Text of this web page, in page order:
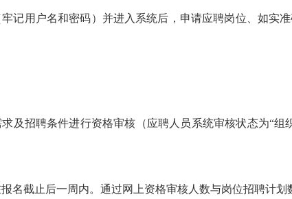
记用户名和密码）并进入系统后，申请应聘岗位、如实
及招聘条件进行资格审核（应聘人员系统审核状态为“组
名截止后一周内。通过网上资格审核人数与岗位招聘计划